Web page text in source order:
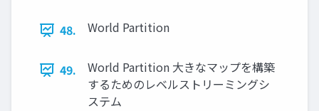
48. World Partition
49.
World Partition 大きなマップを構築
するためのレベルストリーミングシ
ステム